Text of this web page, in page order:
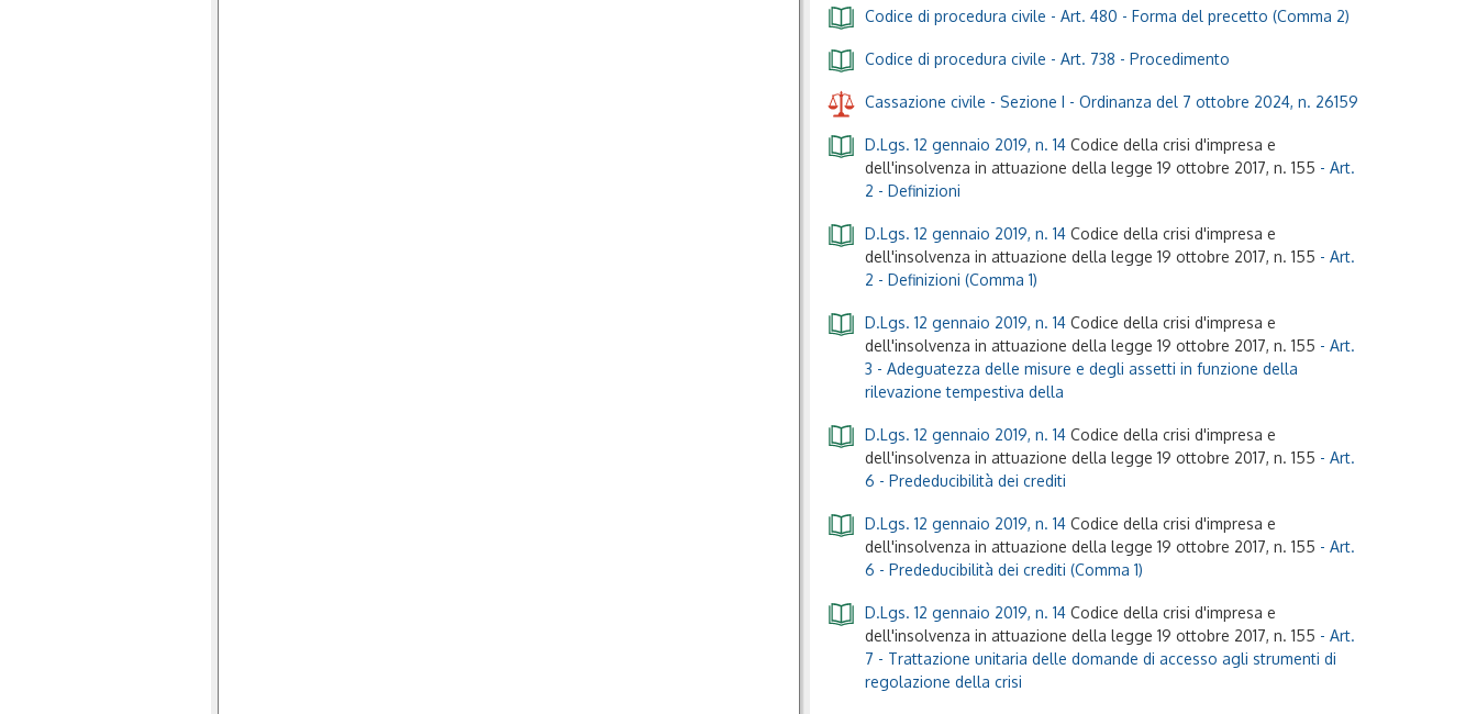
Codice di procedura civile - Art. 480 - Forma del precetto (Comma 2)
Codice di procedura civile - Art. 738 - Procedimento
Cassazione civile - Sezione I - Ordinanza del 7 ottobre 2024, n. 26159
D.Lgs. 12 gennaio 2019, n. 14 Codice della crisi d'impresa e
dell'insolvenza in attuazione della legge 19 ottobre 2017, n. 155 - Art.
2 - Definizioni
D.Lgs. 12 gennaio 2019, n. 14 Codice della crisi d'impresa e
dell'insolvenza in attuazione della legge 19 ottobre 2017, n. 155 - Art.
2 - Definizioni (Comma 1)
D.Lgs. 12 gennaio 2019, n. 14 Codice della crisi d'impresa e
dell'insolvenza in attuazione della legge 19 ottobre 2017, n. 155 - Art.
3 - Adeguatezza delle misure e degli assetti in funzione della
rilevazione tempestiva della
D.Lgs. 12 gennaio 2019, n. 14 Codice della crisi d'impresa e
dell'insolvenza in attuazione della legge 19 ottobre 2017, n. 155 - Art.
6 - Prededucibilità dei crediti
D.Lgs. 12 gennaio 2019, n. 14 Codice della crisi d'impresa e
dell'insolvenza in attuazione della legge 19 ottobre 2017, n. 155 - Art.
6 - Prededucibilità dei crediti (Comma 1)
D.Lgs. 12 gennaio 2019, n. 14 Codice della crisi d'impresa e
dell'insolvenza in attuazione della legge 19 ottobre 2017, n. 155 - Art.
7 - Trattazione unitaria delle domande di accesso agli strumenti di
regolazione della crisi